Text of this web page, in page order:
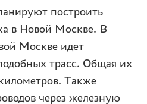
построить
в Новой Москве. В
Москве идет
трасс. Общая их
Также
через железную